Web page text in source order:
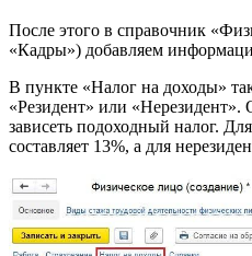
После этого в справочник
«Кадры») добавляем
В пункте «Налог на доходы»
«Резидент» или «Нерезидент».
зависеть подоходный налог.
составляет 13%, а для